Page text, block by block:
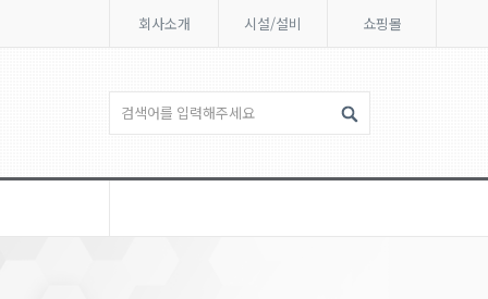
회사소개 시설/설비 쇼핑몰